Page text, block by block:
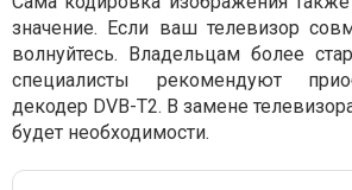
значение. Если ваш телевизор
волнуйтесь. Владельцам более
специалисты рекомендуют
декодер DVB-T2. В замене
будет необходимости.